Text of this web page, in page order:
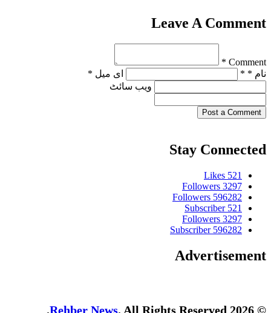
Leave A Comment
Comment *
نام * *
ای میل *
ویب‌ سائٹ
Post a Comment
Stay Connected
521
Likes
3297
Followers
596282
Followers
521
Subscriber
3297
Followers
596282
Subscriber
Advertisement
© 2026
Rehber News. All Rights Reserved.